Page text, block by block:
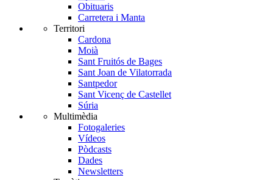
Obituaris
Carretera i Manta
Territori
Cardona
Moià
Sant Fruitós de Bages
Sant Joan de Vilatorrada
Santpedor
Sant Vicenç de Castellet
Súria
Multimèdia
Fotogaleries
Vídeos
Pòdcasts
Dades
Newsletters